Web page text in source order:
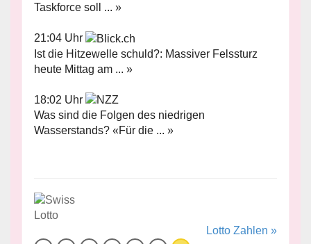
Taskforce soll ... »
21:04 Uhr
Ist die Hitzewelle schuld?: Massiver Felssturz
heute Mittag am ... »
18:02 Uhr
Was sind die Folgen des niedrigen
Wasserstands? «Für die ... »
Lotto Zahlen »